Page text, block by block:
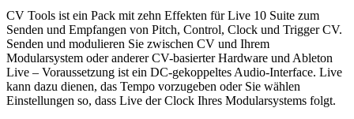
CV Tools ist ein Pack mit zehn Effekten für Live 10 Suite zum
Senden und Empfangen von Pitch, Control, Clock und Trigger CV.
Senden und modulieren Sie zwischen CV und Ihrem
Modularsystem oder anderer CV-basierter Hardware und Ableton
Live – Voraussetzung ist ein DC-gekoppeltes Audio-Interface. Live
kann dazu dienen, das Tempo vorzugeben oder Sie wählen
Einstellungen so, dass Live der Clock Ihres Modularsystems folgt.